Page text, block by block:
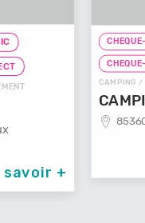
savoir +
CAMPING /